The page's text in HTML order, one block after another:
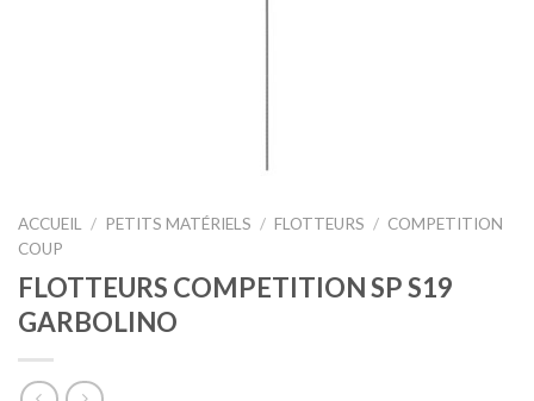
ACCUEIL / PETITS MATÉRIELS / FLOTTEURS / COMPETITION
COUP
FLOTTEURS COMPETITION SP S19
GARBOLINO